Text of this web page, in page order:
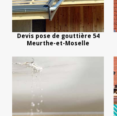
Devis pose de gouttière 54
Meurthe-et-Moselle